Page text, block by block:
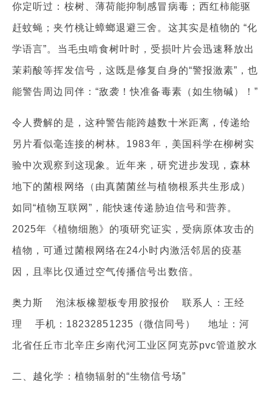
你定听过：桉树、薄荷能抑制感冒病毒；西红柿能驱
赶蚊蝇；夹竹桃让蟑螂退避三舍。这其实是植物的 “化
学语言”。当毛虫啃食树叶时，受损叶片会迅速释放出
茉莉酸等挥发信号，这既是修复自身的“警报激素”，也
能警告周边同伴：“敌袭！快准备毒素（如生物碱）！”
令人费解的是，这种警告能跨越数十米距离，传递给
另片看似毫连接的树林。1983年，美国科学在柳树实
验中次观察到这现象。近年来，研究进步发现，森林
地下的菌根网络（由真菌菌丝与植物根系共生形成）
如同“植物互联网”，能快速传递胁迫信号和营养。
2025年《植物细胞》的项研究证实，受病原体攻击的
植物，可通过菌根网络在24小时内激活邻居的疫基
因，且率比仅通过空气传播信号出数倍。
奥力斯 泡沫板橡塑板专用胶报价 联系人：王经
理 手机：18232851235（微信同号） 地址：河
北省任丘市北辛庄乡南代河工业区阿克苏pvc管道胶水
二、越化学：植物辐射的“生物信号场”